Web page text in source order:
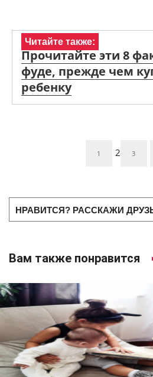
Читайте также:
Прочитайте эти 8
фуде, прежде чем
ребенку
1 2 3
НРАВИТСЯ? РАССКАЖИ
Вам также понравится